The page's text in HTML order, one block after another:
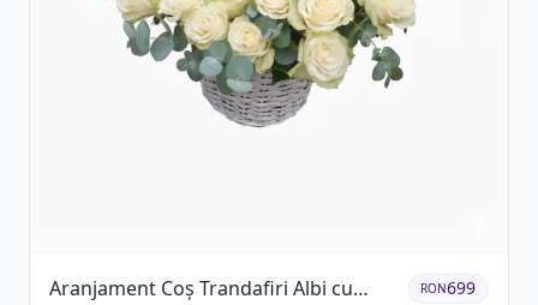
Aranjament Coș Trandafiri Albi cu
RON699